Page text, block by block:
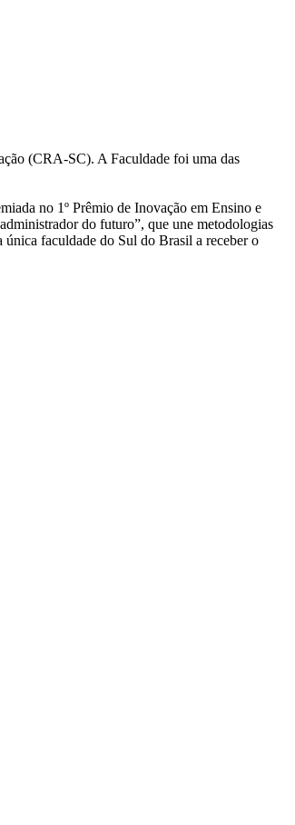
(CRA-SC). A Faculdade foi uma das
no 1º Prêmio de Inovação em Ensino e
do futuro”, que une metodologias
faculdade do Sul do Brasil a receber o